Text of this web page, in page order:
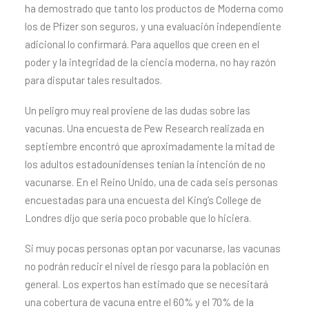
ha demostrado que tanto los productos de Moderna como
los de Pfizer son seguros, y una evaluación independiente
adicional lo confirmará. Para aquellos que creen en el
poder y la integridad de la ciencia moderna, no hay razón
para disputar tales resultados.
Un peligro muy real proviene de las dudas sobre las
vacunas. Una encuesta de Pew Research realizada en
septiembre encontró que aproximadamente la mitad de
los adultos estadounidenses tenían la intención de no
vacunarse. En el Reino Unido, una de cada seis personas
encuestadas para una encuesta del King’s College de
Londres dijo que sería poco probable que lo hiciera.
Si muy pocas personas optan por vacunarse, las vacunas
no podrán reducir el nivel de riesgo para la población en
general. Los expertos han estimado que se necesitará
una cobertura de vacuna entre el 60% y el 70% de la